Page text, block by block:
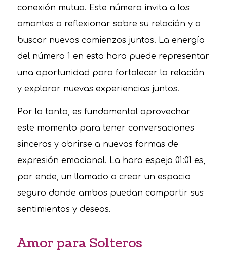
conexión mutua. Este número invita a los
amantes a reflexionar sobre su relación y a
buscar nuevos comienzos juntos. La energía
del número 1 en esta hora puede representar
una oportunidad para fortalecer la relación
y explorar nuevas experiencias juntos.
Por lo tanto, es fundamental aprovechar
este momento para tener conversaciones
sinceras y abrirse a nuevas formas de
expresión emocional. La hora espejo 01:01 es,
por ende, un llamado a crear un espacio
seguro donde ambos puedan compartir sus
sentimientos y deseos.
Amor para Solteros